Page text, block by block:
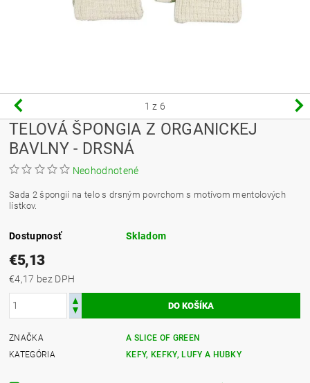
1 z 6
TELOVÁ ŠPONGIA Z ORGANICKEJ
BAVLNY - DRSNÁ
Neohodnotené
Sada 2 špongií na telo s drsným povrchom s motívom mentolových
lístkov.
Dostupnosť Skladom
€5,13
€4,17 bez DPH
ZNAČKA
A SLICE OF GREEN
KATEGÓRIA
KEFY, KEFKY, LUFY A HUBKY